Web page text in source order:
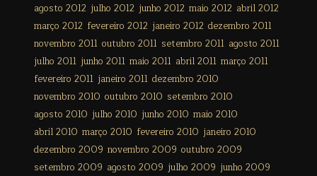
agosto 2012 julho 2012 junho 2012 maio 2012 abril 2012
março 2012 fevereiro 2012 janeiro 2012 dezembro 2011
novembro 2011 outubro 2011 setembro 2011 agosto 2011
julho 2011 junho 2011 maio 2011 abril 2011 março 2011
fevereiro 2011 janeiro 2011 dezembro 2010
novembro 2010 outubro 2010 setembro 2010
agosto 2010 julho 2010 junho 2010 maio 2010
abril 2010 março 2010 fevereiro 2010 janeiro 2010
dezembro 2009 novembro 2009 outubro 2009
setembro 2009 agosto 2009 julho 2009 junho 2009